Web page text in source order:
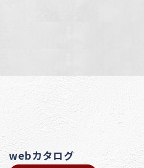
webカタログ